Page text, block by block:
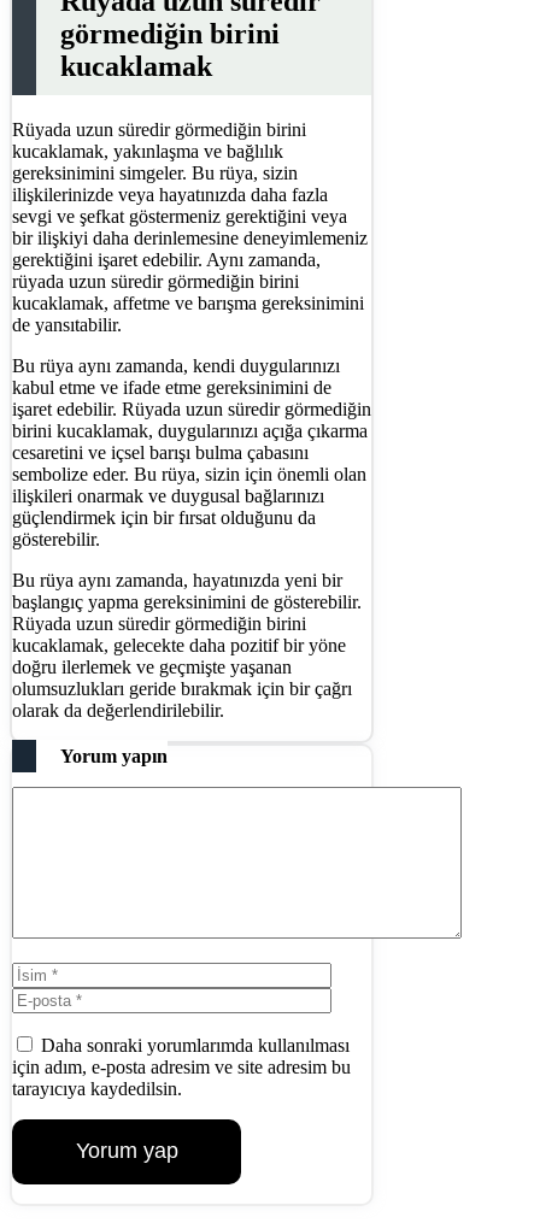
görmediğin birini
kucaklamak
Rüyada uzun süredir görmediğin birini
kucaklamak, yakınlaşma ve bağlılık
gereksinimini simgeler. Bu rüya, sizin
ilişkilerinizde veya hayatınızda daha fazla
sevgi ve şefkat göstermeniz gerektiğini veya
bir ilişkiyi daha derinlemesine deneyimlemeniz
gerektiğini işaret edebilir. Aynı zamanda,
rüyada uzun süredir görmediğin birini
kucaklamak, affetme ve barışma gereksinimini
de yansıtabilir.
Bu rüya aynı zamanda, kendi duygularınızı
kabul etme ve ifade etme gereksinimini de
işaret edebilir. Rüyada uzun süredir görmediğin
birini kucaklamak, duygularınızı açığa çıkarma
cesaretini ve içsel barışı bulma çabasını
sembolize eder. Bu rüya, sizin için önemli olan
ilişkileri onarmak ve duygusal bağlarınızı
güçlendirmek için bir fırsat olduğunu da
gösterebilir.
Bu rüya aynı zamanda, hayatınızda yeni bir
başlangıç yapma gereksinimini de gösterebilir.
Rüyada uzun süredir görmediğin birini
kucaklamak, gelecekte daha pozitif bir yöne
doğru ilerlemek ve geçmişte yaşanan
olumsuzlukları geride bırakmak için bir çağrı
olarak da değerlendirilebilir.
Yorum yapın
İsim
posta
sitesi
Daha sonraki yorumlarımda kullanılması
için adım, e-posta adresim ve site adresim bu
tarayıcıya kaydedilsin.